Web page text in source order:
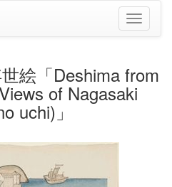
ナ
ビ
シ
ョ
絵「Deshima from
of Nagasaki
uchi)」